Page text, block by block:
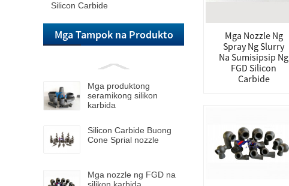
Silicon Carbide
Mga Tampok na Produkto
Mga produktong
seramikong silikon
karbida
Silicon Carbide Buong
Cone Sprial nozzle
Mga nozzle ng FGD na
Mga Nozzle Ng
Spray Ng Slurry
Na Sumisipsip Ng
FGD Silicon
Carbide